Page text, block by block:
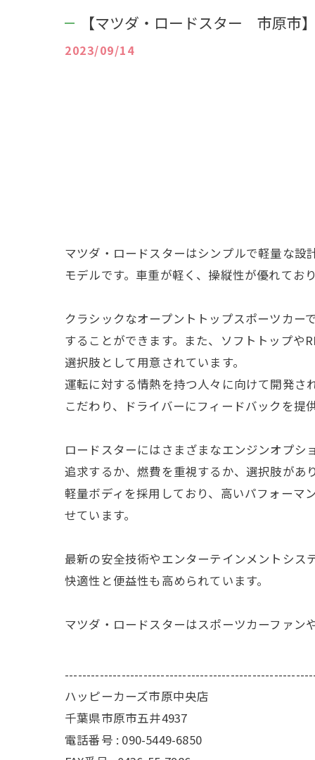
【マツダ・ロードスター 市原市
2023/09/14
マツダ・ロードスターはシンプルで軽量な
モデルです。車重が軽く、操縦性が優れてお
クラシックなオープントトップスポーツカー
することができます。また、ソフトトップや
選択肢として用意されています。
運転に対する情熱を持つ人々に向けて開発さ
こだわり、ドライバーにフィードバックを提
ロードスターにはさまざまなエンジンオプ
追求するか、燃費を重視するか、選択肢があ
軽量ボディを採用しており、高いパフォーマ
せています。
最新の安全技術やエンターテインメントシ
快適性と便益性も高められています。
マツダ・ロードスターはスポーツカーファン
ハッピーカーズ市原中央店
千葉県市原市五井4937
電話番号 : 090-5449-6850